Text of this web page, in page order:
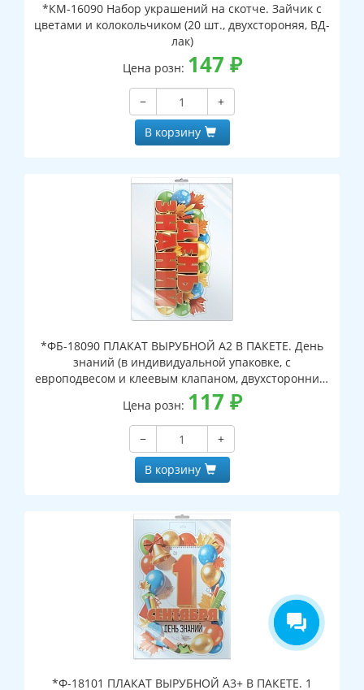
*КМ-16090 Набор украшений на скотче. Зайчик с
цветами и колокольчиком (20 шт., двухстороняя, ВД-
лак)
Цена розн: 147 ₽
−
+
В корзину
*ФБ-18090 ПЛАКАТ ВЫРУБНОЙ А2 В ПАКЕТЕ. День
знаний (в индивидуальной упаковке, с
европодвесом и клеевым клапаном, двухсторонний,
ВД-лак)
Цена розн: 117 ₽
−
+
В корзину
*Ф-18101 ПЛАКАТ ВЫРУБНОЙ А3+ В ПАКЕТЕ. 1